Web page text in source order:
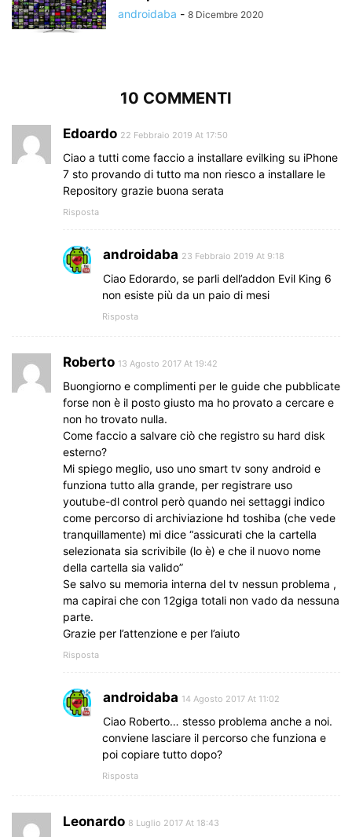
androidaba - 8 Dicembre 2020
10 COMMENTI
Edoardo 22 Febbraio 2019 At 17:50
Ciao a tutti come faccio a installare evilking su iPhone
7 sto provando di tutto ma non riesco a installare le
Repository grazie buona serata
Risposta
androidaba 23 Febbraio 2019 At 9:18
Ciao Edorardo, se parli dell’addon Evil King 6
non esiste più da un paio di mesi
Risposta
Roberto 13 Agosto 2017 At 19:42
Buongiorno e complimenti per le guide che pubblicate
forse non è il posto giusto ma ho provato a cercare e
non ho trovato nulla.
Come faccio a salvare ciò che registro su hard disk
esterno?
Mi spiego meglio, uso uno smart tv sony android e
funziona tutto alla grande, per registrare uso
youtube-dl control però quando nei settaggi indico
come percorso di archiviazione hd toshiba (che vede
tranquillamente) mi dice “assicurati che la cartella
selezionata sia scrivibile (lo è) e che il nuovo nome
della cartella sia valido”
Se salvo su memoria interna del tv nessun problema ,
ma capirai che con 12giga totali non vado da nessuna
parte.
Grazie per l’attenzione e per l’aiuto
Risposta
androidaba 14 Agosto 2017 At 11:02
Ciao Roberto… stesso problema anche a noi.
conviene lasciare il percorso che funziona e
poi copiare tutto dopo?
Risposta
Leonardo 8 Luglio 2017 At 18:43